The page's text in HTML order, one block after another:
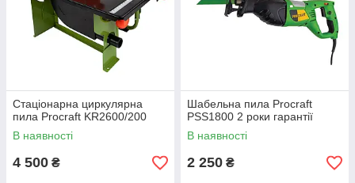
Стаціонарна циркулярна
пила Procraft KR2600/200
В наявності
4 500 ₴
Шабельна пила Procraft
PSS1800 2 роки гарантії
В наявності
2 250 ₴